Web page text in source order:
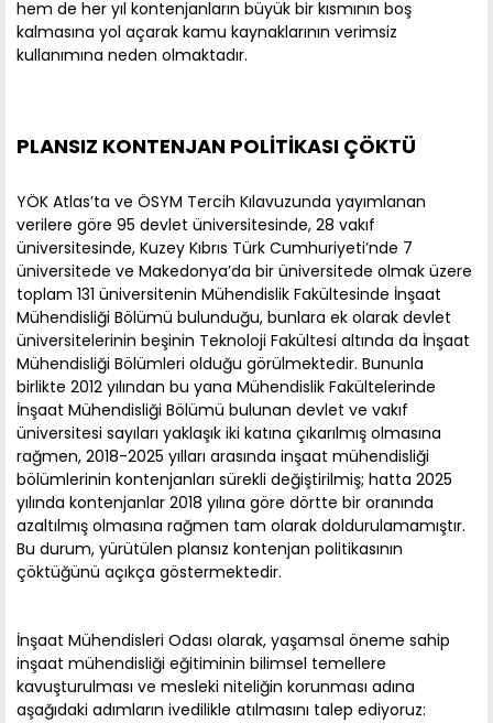
hem de her yıl kontenjanların büyük bir kısmının boş
kalmasına yol açarak kamu kaynaklarının verimsiz
kullanımına neden olmaktadır.
PLANSIZ KONTENJAN POLİTİKASI ÇÖKTÜ
YÖK Atlas’ta ve ÖSYM Tercih Kılavuzunda yayımlanan
verilere göre 95 devlet üniversitesinde, 28 vakıf
üniversitesinde, Kuzey Kıbrıs Türk Cumhuriyeti’nde 7
üniversitede ve Makedonya’da bir üniversitede olmak üzere
toplam 131 üniversitenin Mühendislik Fakültesinde İnşaat
Mühendisliği Bölümü bulunduğu, bunlara ek olarak devlet
üniversitelerinin beşinin Teknoloji Fakültesi altında da İnşaat
Mühendisliği Bölümleri olduğu görülmektedir. Bununla
birlikte 2012 yılından bu yana Mühendislik Fakültelerinde
İnşaat Mühendisliği Bölümü bulunan devlet ve vakıf
üniversitesi sayıları yaklaşık iki katına çıkarılmış olmasına
rağmen, 2018-2025 yılları arasında inşaat mühendisliği
bölümlerinin kontenjanları sürekli değiştirilmiş; hatta 2025
yılında kontenjanlar 2018 yılına göre dörtte bir oranında
azaltılmış olmasına rağmen tam olarak doldurulamamıştır.
Bu durum, yürütülen plansız kontenjan politikasının
çöktüğünü açıkça göstermektedir.
İnşaat Mühendisleri Odası olarak, yaşamsal öneme sahip
inşaat mühendisliği eğitiminin bilimsel temellere
kavuşturulması ve mesleki niteliğin korunması adına
aşağıdaki adımların ivedilikle atılmasını talep ediyoruz: